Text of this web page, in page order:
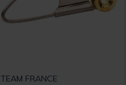
TEAM FRANCE